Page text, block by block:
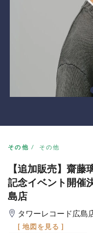
その他 その他
【追加販売】齋
記念イベント開催
島店
タワーレコード広
[ 地図を見る ]